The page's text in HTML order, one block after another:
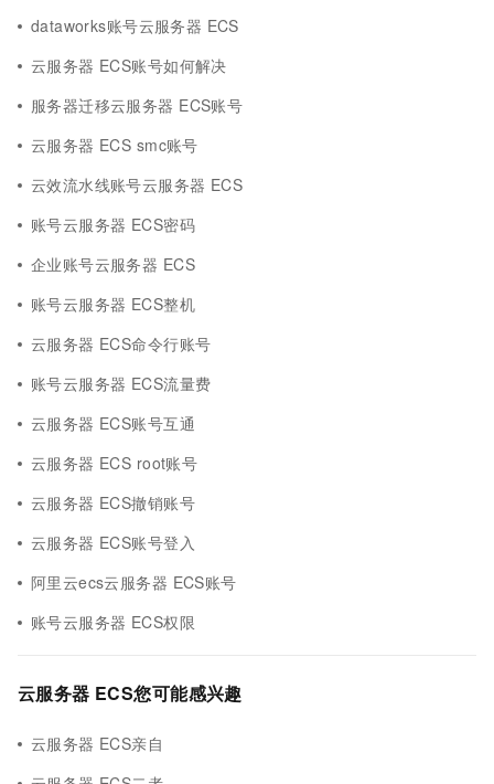
dataworks账号云服务器 ECS
云服务器 ECS账号如何解决
服务器迁移云服务器 ECS账号
云服务器 ECS smc账号
云效流水线账号云服务器 ECS
账号云服务器 ECS密码
企业账号云服务器 ECS
账号云服务器 ECS整机
云服务器 ECS命令行账号
账号云服务器 ECS流量费
云服务器 ECS账号互通
云服务器 ECS root账号
云服务器 ECS撤销账号
云服务器 ECS账号登入
阿里云ecs云服务器 ECS账号
账号云服务器 ECS权限
云服务器 ECS您可能感兴趣
云服务器 ECS亲自